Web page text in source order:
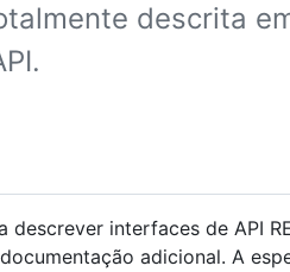
descrita
descrever interfaces de API
adicional. A